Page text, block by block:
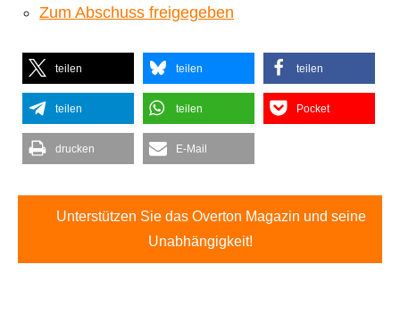
Zum Abschuss freigegeben
teilen teilen teilen
teilen teilen Pocket
drucken E-Mail
Unterstützen Sie das Overton Magazin und seine
Unabhängigkeit!